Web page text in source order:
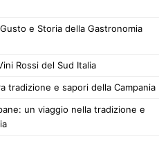
e Storia della Gastronomia
Rossi del Sud Italia
tradizione e sapori della Campania
un viaggio nella tradizione e